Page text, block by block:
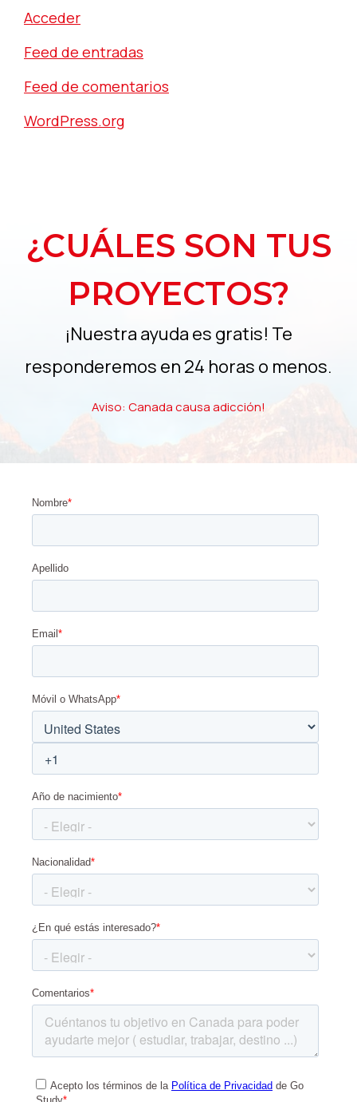
Acceder
Feed de entradas
Feed de comentarios
WordPress.org
¿CUÁLES SON TUS
PROYECTOS?
¡Nuestra ayuda es gratis! Te
responderemos en 24 horas o menos.
Aviso: Canada causa adicción!